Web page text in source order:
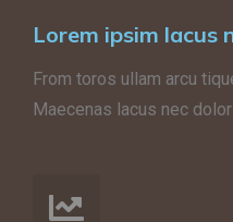
Lorem ipsim lacus
From toros ullam arcu
Maecenas lacus nec